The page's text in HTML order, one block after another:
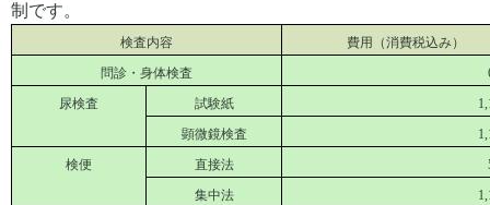
制です。
検査内容
費用（消費税込み）
問診・身体検査
尿検査 試験紙
顕微鏡検査
検便 直接法
集中法